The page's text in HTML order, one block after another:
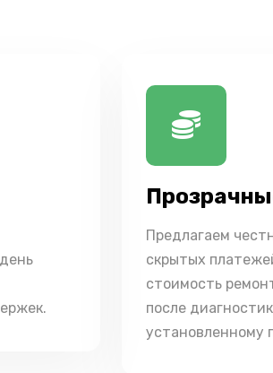
Предлагаем
скрытых
стоимость
после
установленному